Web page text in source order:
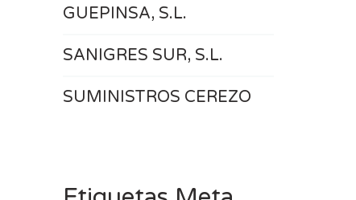
GUEPINSA, S.L.
SANIGRES SUR, S.L.
SUMINISTROS CEREZO